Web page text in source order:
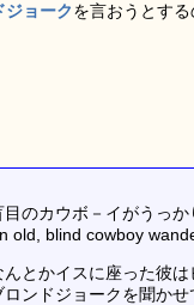
ジョークを言おうとす
目のカウボ－イがうっ
old, blind cowboy
んとかイスに座った彼
ロンドジョークを聞かせ